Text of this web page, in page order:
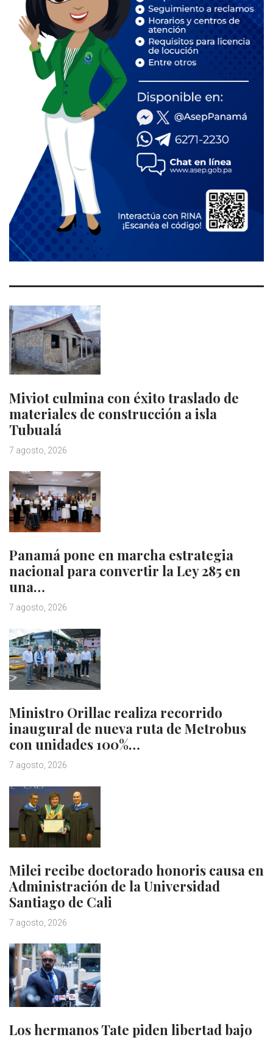
Miviot culmina con éxito traslado de
materiales de construcción a isla
Tubualá
7 agosto, 2026
Panamá pone en marcha estrategia
nacional para convertir la Ley 285 en
una…
7 agosto, 2026
Ministro Orillac realiza recorrido
inaugural de nueva ruta de Metrobus
con unidades 100%…
7 agosto, 2026
Milei recibe doctorado honoris causa en
Administración de la Universidad
Santiago de Cali
7 agosto, 2026
Los hermanos Tate piden libertad bajo